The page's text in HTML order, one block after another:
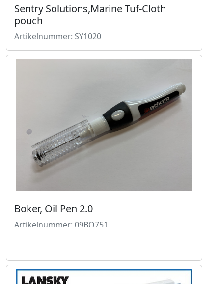
Sentry Solutions,Marine Tuf-Cloth
pouch
Artikelnummer: SY1020
Boker, Oil Pen 2.0
Artikelnummer: 09BO751